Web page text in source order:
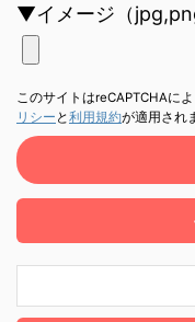
▼イメージ（
このサイトはreCAPTCHAに
リシー と利用規約が適用され